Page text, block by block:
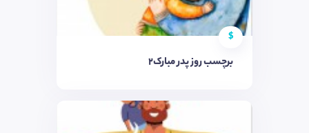
$
برچسب روز پدر مبارک2